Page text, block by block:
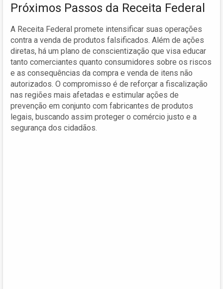
Próximos Passos da Receita Federal
A Receita Federal promete intensificar suas operações
contra a venda de produtos falsificados. Além de ações
diretas, há um plano de conscientização que visa educar
tanto comerciantes quanto consumidores sobre os riscos
e as consequências da compra e venda de itens não
autorizados. O compromisso é de reforçar a fiscalização
nas regiões mais afetadas e estimular ações de
prevenção em conjunto com fabricantes de produtos
legais, buscando assim proteger o comércio justo e a
segurança dos cidadãos.